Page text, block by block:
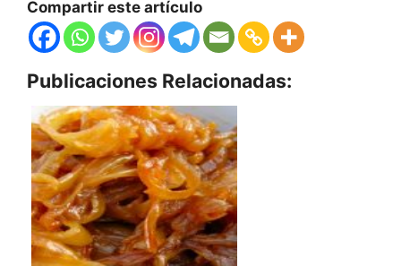
Compartir este artículo
Publicaciones Relacionadas: